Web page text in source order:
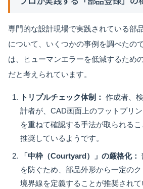
専門的な設計現場で実践されている部
について、いくつかの事例を調べたの
は、ヒューマンエラーを低減するため
だと考えられています。
トリプルチェック体制： 作成者、
計者が、CAD画面上のフットプリ
を重ねて確認する手法が取られる
推奨しているようです。
「中枠（Courtyard）」の厳格化：
を防ぐため、部品外形から一定の
境界線を定義することが推奨されて